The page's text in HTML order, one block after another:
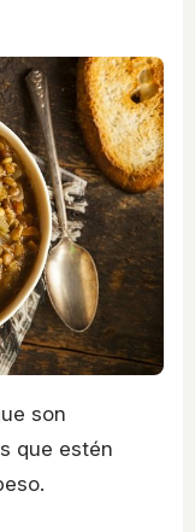
son
que estén